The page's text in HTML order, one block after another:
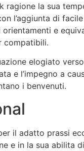
ragione la sua
l’aggiunta di
e
compatibili.
elogiato
e l’impegno a
i benvenuti.
il adatto prassi
e in la sua abilita